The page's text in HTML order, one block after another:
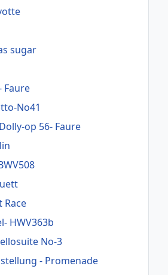
sugar
Faure
No41
op 56- Faure
Race
HWV363b
No-3
- Promenade